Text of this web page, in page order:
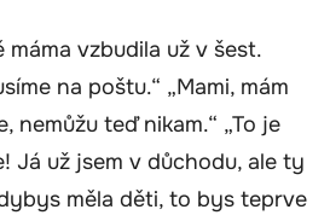
vzbudila už v šest.
na poštu.“ „Mami, mám
nemůžu teď nikam.“ „To je
Já už jsem v důchodu, ale ty
měla děti, to bys teprve